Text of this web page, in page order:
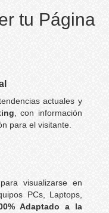
tu Página
actuales y
, con información
para el visitante.
visualizarse en
PCs, Laptops,
Adaptado a la